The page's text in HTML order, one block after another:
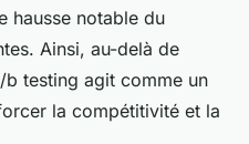
hausse notable du
Ainsi, au-delà de
b testing agit comme un
la compétitivité et la